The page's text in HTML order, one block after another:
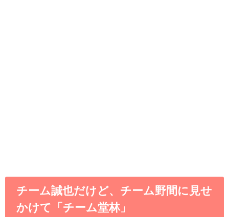
チーム誠也だけど、チーム野間に見せ
かけて「チーム堂林」